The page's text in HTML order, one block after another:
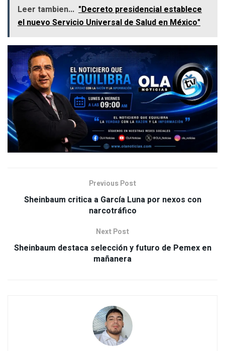
Leer tambien... "Decreto presidencial establece
el nuevo Servicio Universal de Salud en México"
Previous Post
Sheinbaum critica a García Luna por nexos con
narcotráfico
Next Post
Sheinbaum destaca selección y futuro de Pemex en
mañanera